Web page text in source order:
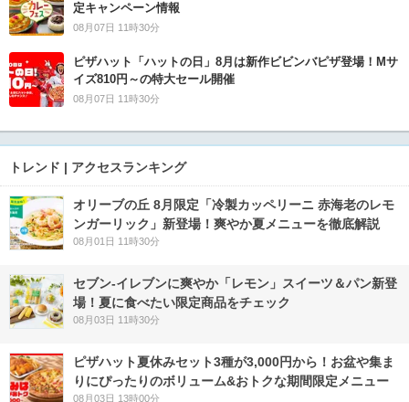
定キャンペーン情報
08月07日 11時30分
ピザハット「ハットの日」8月は新作ビビンバピザ登場！Mサ
イズ810円～の特大セール開催
08月07日 11時30分
トレンド | アクセスランキング
オリーブの丘 8月限定「冷製カッペリーニ 赤海老のレモ
ンガーリック」新登場！爽やか夏メニューを徹底解説
08月01日 11時30分
セブン‐イレブンに爽やか「レモン」スイーツ＆パン新登
場！夏に食べたい限定商品をチェック
08月03日 11時30分
ピザハット夏休みセット3種が3,000円から！お盆や集ま
りにぴったりのボリューム&おトクな期間限定メニュー
08月03日 13時00分